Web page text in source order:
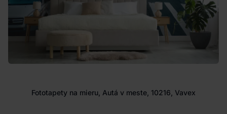
Fototapety na mieru, Autá v meste, 10216, Vavex